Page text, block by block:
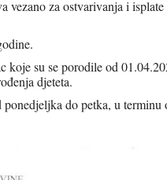
vezano za ostvarivanja i
koje su se porodile od
djeteta.
do petka, u terminu